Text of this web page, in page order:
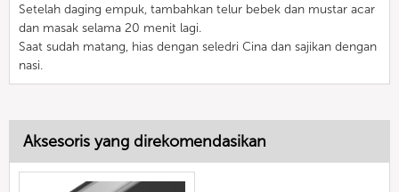
Setelah daging empuk, tambahkan telur bebek dan mustar acar
dan masak selama 20 menit lagi.
Saat sudah matang, hias dengan seledri Cina dan sajikan dengan
nasi.
Aksesoris yang direkomendasikan